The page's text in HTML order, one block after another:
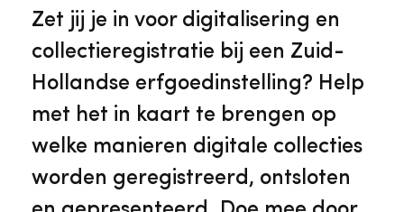
Museumplatform Zuid-Holland
Geschiedenis van Zuid-Holland
Ons team
Over de Monumentenwacht
Vacatures
Tarieven
Algemene voorwaarden
Zet jij je in voor digitalisering en
collectieregistratie bij een Zuid-
Hollandse erfgoedinstelling? Help
met het in kaart te brengen op
welke manieren digitale collecties
worden geregistreerd, ontsloten